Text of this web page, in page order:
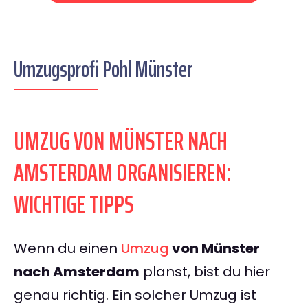
Umzugsprofi Pohl Münster
UMZUG VON MÜNSTER NACH
AMSTERDAM ORGANISIEREN:
WICHTIGE TIPPS
Wenn du einen Umzugvon Münster
nach Amsterdam planst, bist du hier
genau richtig. Ein solcher Umzug ist